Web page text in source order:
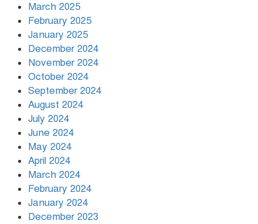
March 2025
February 2025
January 2025
December 2024
November 2024
October 2024
September 2024
August 2024
July 2024
June 2024
May 2024
April 2024
March 2024
February 2024
January 2024
December 2023